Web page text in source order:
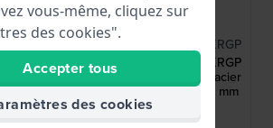
en acier
22 mm
Alpina
BUAL-3AERUBBERBLKRGP
BUAL-3AERUBBERBLKRGP
Boucle déployante en acier
recouvert d'or rose 18 mm
62,00 €
vous-même, cliquez sur
des cookies".
Accepter tous
des cookies